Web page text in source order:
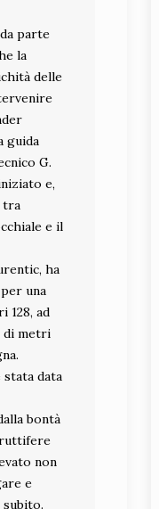
parte
la
delle
guida
G.
e,
tra
e il
ha
una
128, ad
di metri
stata data
bontà
non
e